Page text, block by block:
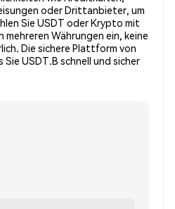
oder Drittanbieter, um
Sie USDT oder Krypto mit
Währungen ein, keine
Die sichere Plattform von
USDT.B schnell und sicher